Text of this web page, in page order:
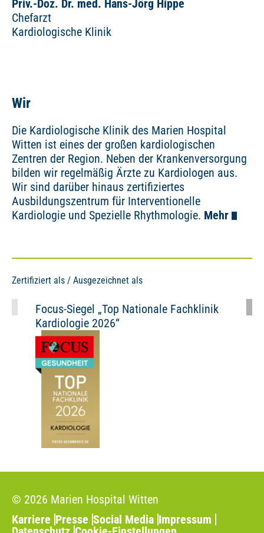
Priv.-Doz. Dr. med. Hans-Jörg Hippe
Chefarzt
Kardiologische Klinik
Wir
Die Kardiologische Klinik des Marien Hospital
Witten ist eines der großen kardiologischen
Zentren der Region. Neben der Krankenversorgung
bilden wir regelmäßig Ärzte zu Kardiologen aus.
Wir sind darüber hinaus zertifiziertes
Ausbildungszentrum für Interventionelle
Kardiologie und Spezielle Rhythmologie. Mehr
Zertifiziert als / Ausgezeichnet als
Focus-Siegel „Top Nationale Fachklinik
Kardiologie 2026“
© 2026 Marien Hospital Witten
Karriere Presse Social Media Impressum